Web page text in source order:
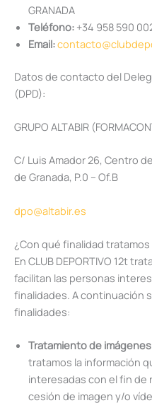
GRANADA
Teléfono: +34 958 590
Email:
Datos de contacto del
(DPD):
GRUPO ALTABIR
C/ Luis Amador 26, Centro
de Granada, P.0 – Of.B
dpo@altabir.es
¿Con qué finalidad
En CLUB DEPORTIVO 12t
facilitan las personas
finalidades. A continuación
finalidades:
Tratamiento de
tratamos la información
interesadas con el fin de
cesión de imagen y/o